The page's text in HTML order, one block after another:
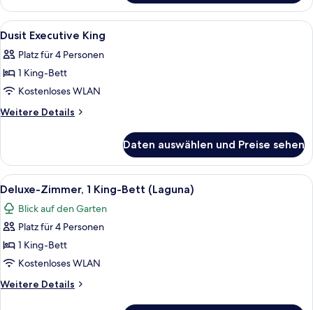
Executive
Pool
King
Alle
Fotos
für
Dusit
Executive
King
Minibar, Zimmersafe, Schreibtisch,
3
Dusit Executive King
Platz für 4 Personen
1 King-Bett
Kostenloses WLAN
Weitere Details
Weitere
Executive
King
Daten auswählen und Preise sehen
Alle
Fotos
für
Deluxe-
Zimmer,
1 King-
Bett
(Laguna)
Ein Hotelzimmer mit einem großen
5
Deluxe-Zimmer, 1 King-Bett (Laguna)
Blick auf den Garten
Platz für 4 Personen
1 King-Bett
Kostenloses WLAN
Weitere Details
Weitere